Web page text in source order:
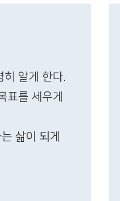
히 알게 한다.
표를 세우게
삶이 되게